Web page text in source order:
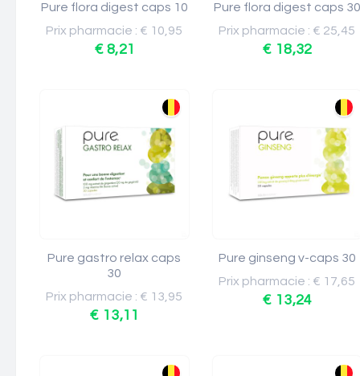
Pure flora digest caps 10
Prix pharmacie : € 10,95
€ 8,21
Pure flora digest caps 30
Prix pharmacie : € 25,45
€ 18,32
Pure gastro relax caps
30
Prix pharmacie : € 13,95
€ 13,11
Pure ginseng v-caps 30
Prix pharmacie : € 17,65
€ 13,24